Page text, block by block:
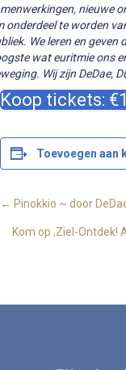
nieuwe
onderdeel te worden
We leren en geven
wat euritmie ons
Wij zijn DeDae,
Koop tickets:
Toevoegen aan
Posts
navigation
← Pinokkio ~ door
Kom op ,Ziel-Ontdek!